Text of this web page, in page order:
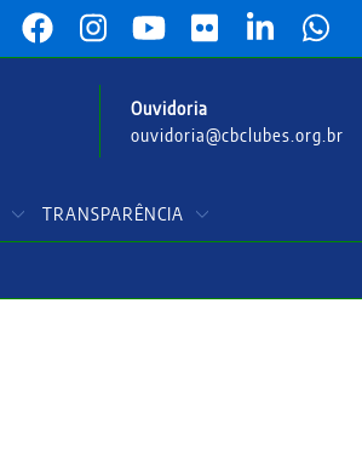
Ouvidoria
ouvidoria@cbclubes.org.br
TRANSPARÊNCIA